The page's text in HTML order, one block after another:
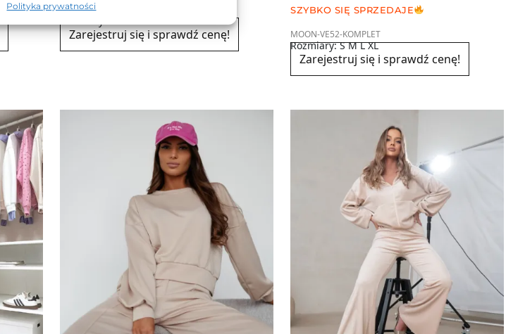
Polityka prywatnościMOON-821154-BLUZKA
Zarejestruj się i sprawdź cenę!
SZYBKO SIĘ SPRZEDAJE
MOON-VE52-KOMPLET
Rozmiary: S M L XL
Zarejestruj się i sprawdź cenę!